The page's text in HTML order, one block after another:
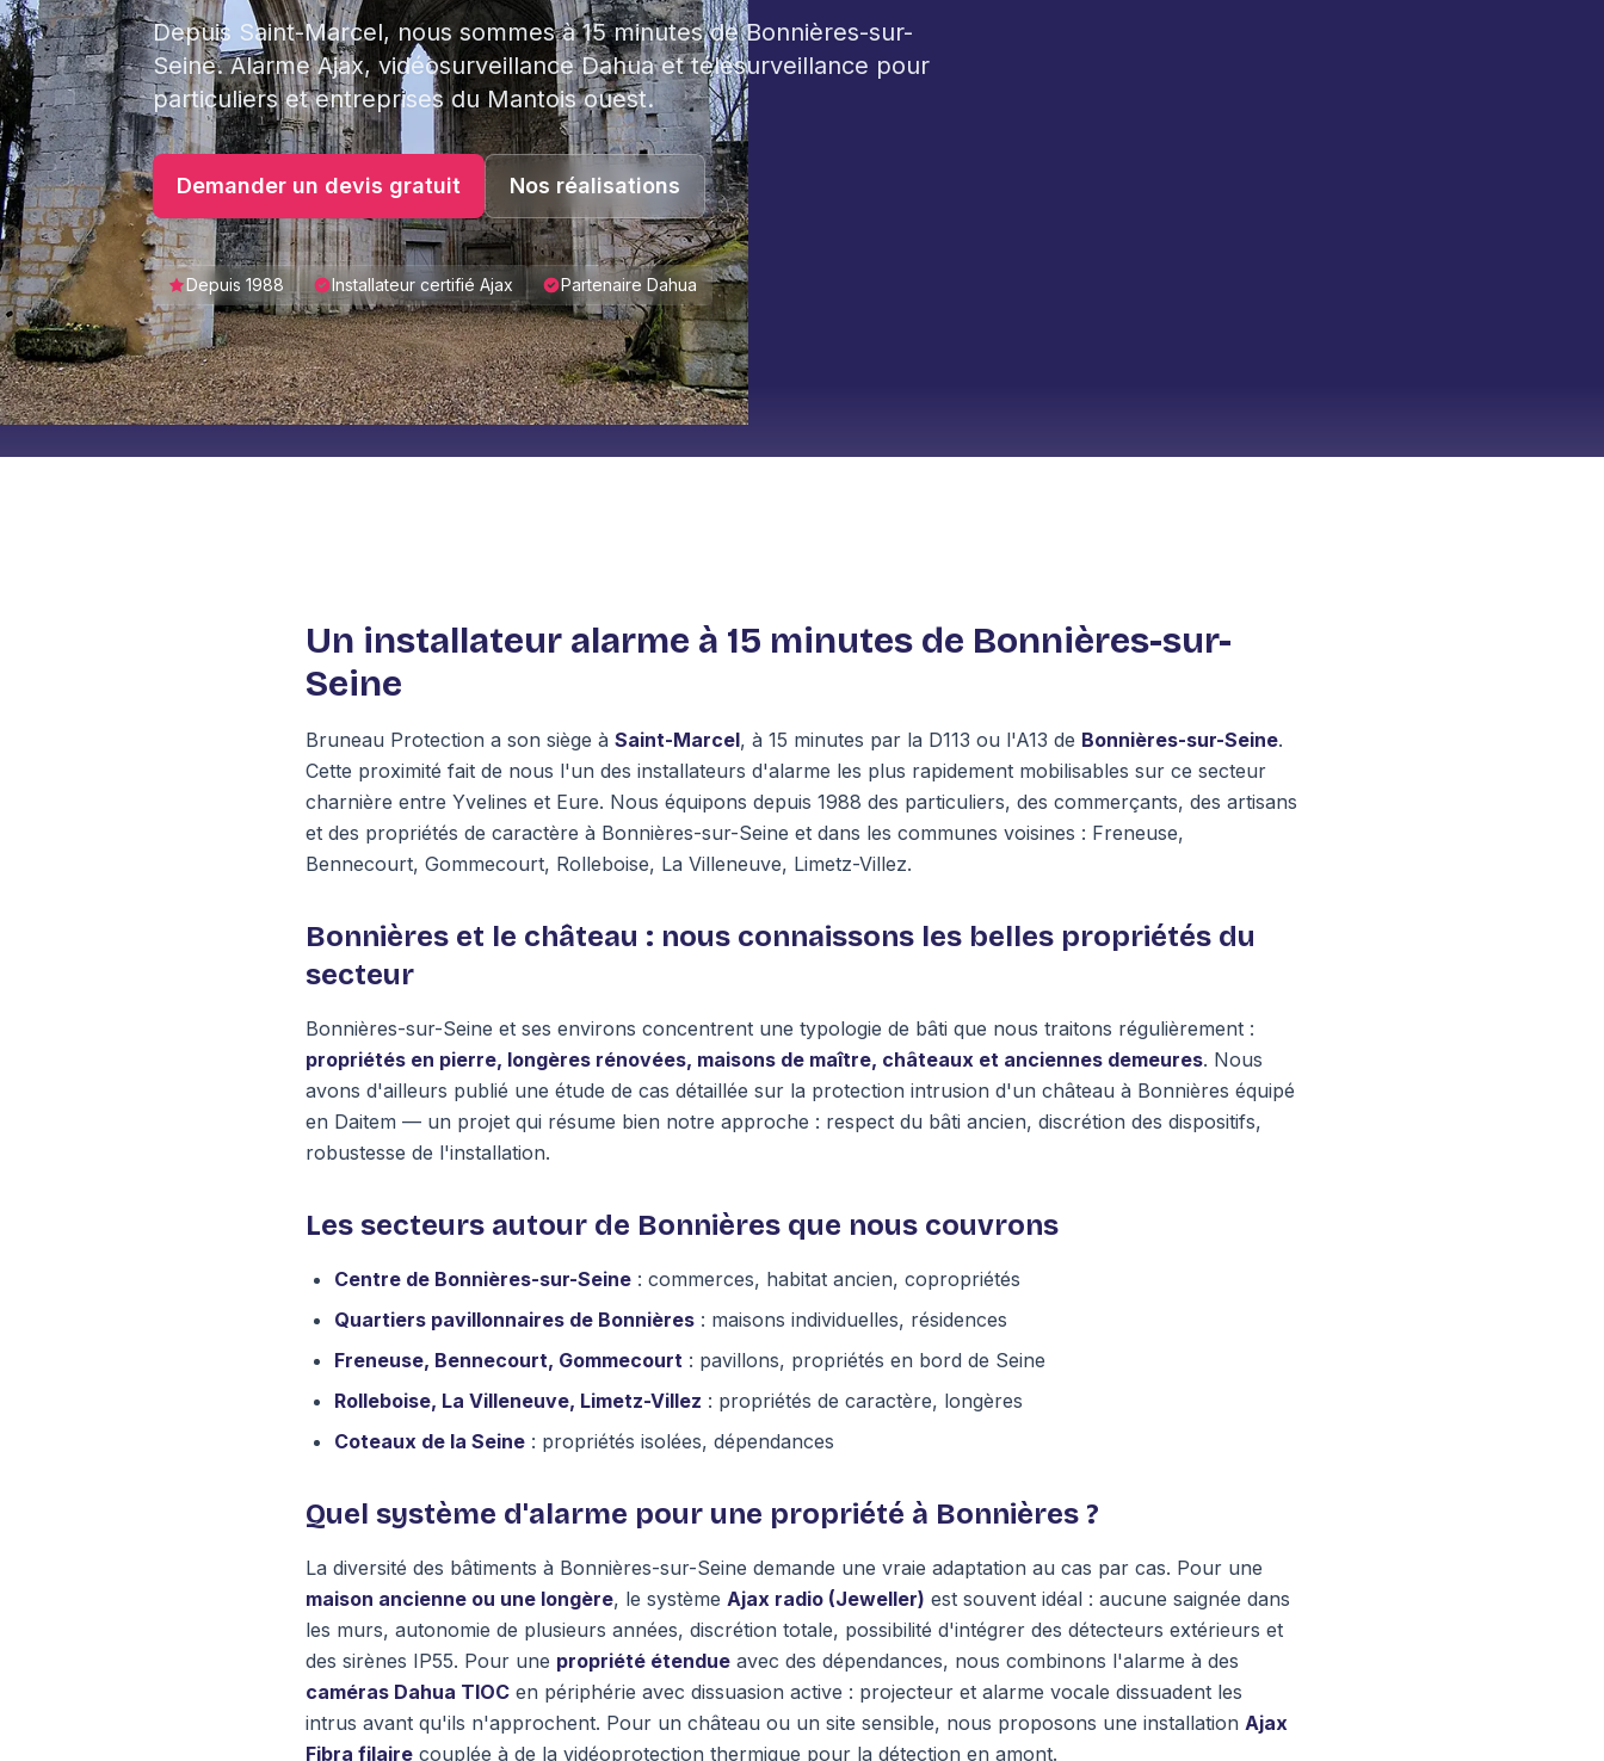
Depuis Saint-Marcel, nous sommes à 15 minutes de Bonnières-sur-
Seine. Alarme Ajax, vidéosurveillance Dahua et télésurveillance pour
particuliers et entreprises du Mantois ouest.
Demander un devis gratuit Nos réalisations
Depuis 1988 Installateur certifié Ajax Partenaire Dahua
Un installateur alarme à 15 minutes de Bonnières-sur-
Seine
Bruneau Protection a son siège à Saint-Marcel, à 15 minutes par la D113 ou l'A13 de Bonnières-sur-Seine.
Cette proximité fait de nous l'un des installateurs d'alarme les plus rapidement mobilisables sur ce secteur
charnière entre Yvelines et Eure. Nous équipons depuis 1988 des particuliers, des commerçants, des artisans
et des propriétés de caractère à Bonnières-sur-Seine et dans les communes voisines : Freneuse,
Bennecourt, Gommecourt, Rolleboise, La Villeneuve, Limetz-Villez.
Bonnières et le château : nous connaissons les belles propriétés du
secteur
Bonnières-sur-Seine et ses environs concentrent une typologie de bâti que nous traitons régulièrement :
propriétés en pierre, longères rénovées, maisons de maître, châteaux et anciennes demeures. Nous
avons d'ailleurs publié une étude de cas détaillée sur la protection intrusion d'un château à Bonnières équipé
en Daitem — un projet qui résume bien notre approche : respect du bâti ancien, discrétion des dispositifs,
robustesse de l'installation.
Les secteurs autour de Bonnières que nous couvrons
Centre de Bonnières-sur-Seine : commerces, habitat ancien, copropriétés
Quartiers pavillonnaires de Bonnières : maisons individuelles, résidences
Freneuse, Bennecourt, Gommecourt : pavillons, propriétés en bord de Seine
Rolleboise, La Villeneuve, Limetz-Villez : propriétés de caractère, longères
Coteaux de la Seine : propriétés isolées, dépendances
Quel système d'alarme pour une propriété à Bonnières ?
La diversité des bâtiments à Bonnières-sur-Seine demande une vraie adaptation au cas par cas. Pour une
maison ancienne ou une longère, le système Ajax radio (Jeweller) est souvent idéal : aucune saignée dans
les murs, autonomie de plusieurs années, discrétion totale, possibilité d'intégrer des détecteurs extérieurs et
des sirènes IP55. Pour une propriété étendue avec des dépendances, nous combinons l'alarme à des
caméras Dahua TIOC en périphérie avec dissuasion active : projecteur et alarme vocale dissuadent les
intrus avant qu'ils n'approchent. Pour un château ou un site sensible, nous proposons une installation Ajax
Fibra filaire couplée à de la vidéoprotection thermique pour la détection en amont.